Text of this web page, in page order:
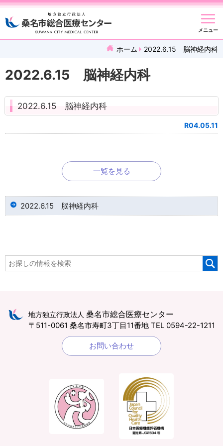
メニュー
ホーム 2022.6.15 脳神経内科
2022.6.15 脳神経内科
2022.6.15 脳神経内科
R04.05.11
一覧を見る
2022.6.15 脳神経内科
地方独立行政法人 桑名市総合医療センター
〒511-0061 桑名市寿町3丁目11番地 TEL 0594-22-1211
お問い合わせ